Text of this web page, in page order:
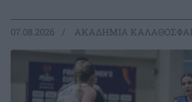
07.08.2026 ΑΚΑΔΗΜΙΑ